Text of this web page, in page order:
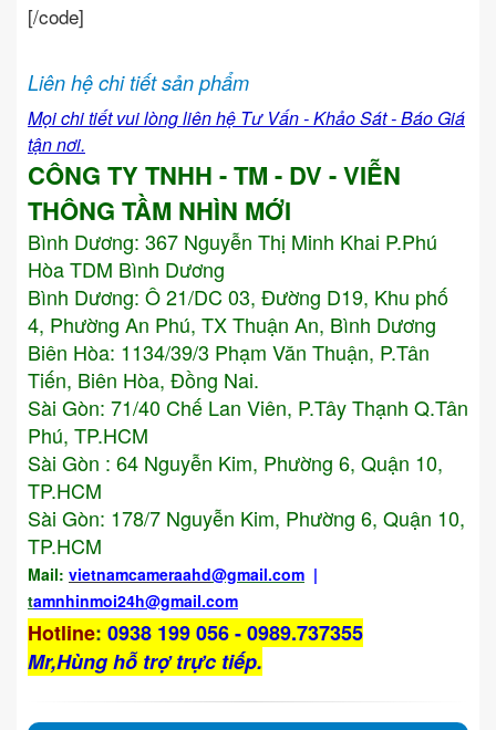
[/code]
Liên hệ chi tiết sản phẩm
Mọi chi tiết vui lòng liên hệ Tư Vấn - Khảo Sát - Báo Giá
tận nơi.
CÔNG TY TNHH - TM - DV - VIỄN
THÔNG TẦM NHÌN MỚI
Bình Dương: 367 Nguyễn Thị Minh Khai P.Phú
Hòa TDM Bình Dương
Bình Dương: Ô 21/DC 03, Đường D19, Khu phố
4, Phường An Phú, TX Thuận An, Bình Dương
Biên Hòa: 1134/39/3 Phạm Văn Thuận, P.Tân
Tiến, Biên Hòa, Đồng Nai.
Sài Gòn: 71/40 Chế Lan Viên, P.Tây Thạnh Q.Tân
Phú, TP.HCM
Sài Gòn : 64 Nguyễn Kim, Phường 6, Quận 10,
TP.HCM
Sài Gòn: 178/7 Nguyễn Kim, Phường 6, Quận 10,
TP.HCM
Mail: vietnamcameraahd@gmail.com |
tamnhinmoi24h@gmail.com
Hotline: 0938 199 056 - 0989.737355
Mr,Hùng hỗ trợ trực tiếp.